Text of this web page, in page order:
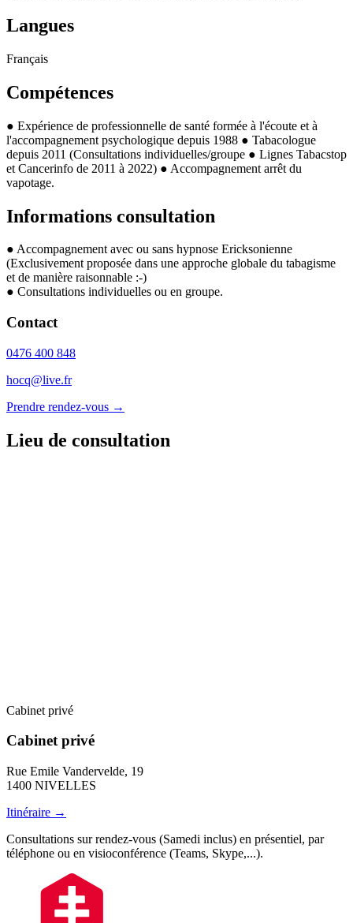
Langues
Français
Compétences
● Expérience de professionnelle de santé formée à l'écoute et à
l'accompagnement psychologique depuis 1988 ● Tabacologue
depuis 2011 (Consultations individuelles/groupe ● Lignes Tabacstop
et Cancerinfo de 2011 à 2022) ● Accompagnement arrêt du
vapotage.
Informations consultation
● Accompagnement avec ou sans hypnose Ericksonienne
(Exclusivement proposée dans une approche globale du tabagisme
et de manière raisonnable :-)
● Consultations individuelles ou en groupe.
Contact
0476 400 848
hocq@live.fr
Prendre rendez-vous →
Lieu de consultation
Cabinet privé
Cabinet privé
Rue Emile Vandervelde, 19
1400 NIVELLES
Itinéraire →
Consultations sur rendez-vous (Samedi inclus) en présentiel, par
téléphone ou en visioconférence (Teams, Skype,...).